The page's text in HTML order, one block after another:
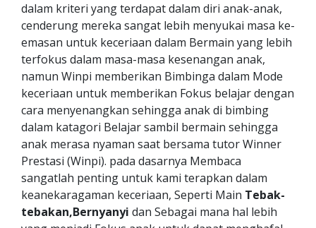
dalam kriteri yang terdapat dalam diri anak-anak,
cenderung mereka sangat lebih menyukai masa ke-
emasan untuk keceriaan dalam Bermain yang lebih
terfokus dalam masa-masa kesenangan anak,
namun Winpi memberikan Bimbinga dalam Mode
keceriaan untuk memberikan Fokus belajar dengan
cara menyenangkan sehingga anak di bimbing
dalam katagori Belajar sambil bermain sehingga
anak merasa nyaman saat bersama tutor Winner
Prestasi (Winpi). pada dasarnya Membaca
sangatlah penting untuk kami terapkan dalam
keanekaragaman keceriaan, Seperti Main Tebak-
tebakan,Bernyanyi dan Sebagai mana hal lebih